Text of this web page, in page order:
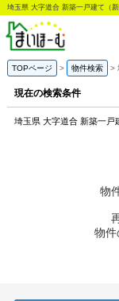
TOPページ 物件検索
現在の検索条件
埼玉県 大字道合 新築一戸
物
物件